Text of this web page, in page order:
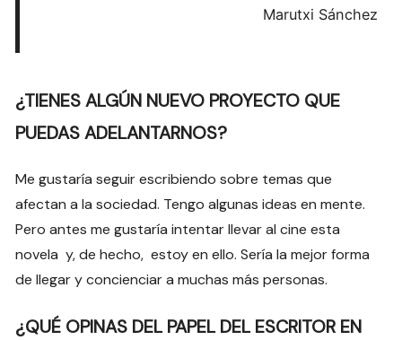
Marutxi Sánchez
¿TIENES ALGÚN NUEVO PROYECTO QUE
PUEDAS ADELANTARNOS?
Me gustaría seguir escribiendo sobre temas que
afectan a la sociedad. Tengo algunas ideas en mente.
Pero antes me gustaría intentar llevar al cine esta
novela y, de hecho, estoy en ello. Sería la mejor forma
de llegar y concienciar a muchas más personas.
¿QUÉ OPINAS DEL PAPEL DEL ESCRITOR EN